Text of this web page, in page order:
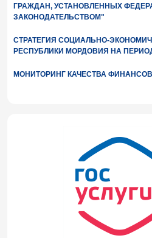
ГРАЖДАН, УСТАНОВЛЕННЫХ
ЗАКОНОДАТЕЛЬСТВОМ"
СТРАТЕГИЯ СОЦИАЛЬНО-
РЕСПУБЛИКИ МОРДОВИЯ НА
МОНИТОРИНГ КАЧЕСТВА